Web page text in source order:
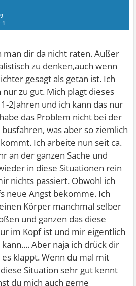
1
man dir da nicht raten. Außer
zu denken,auch wenn
gesagt als getan ist. Ich
zu gut. Mich plagt dieses
2Jahren und ich kann das nur
das Problem nicht bei der
was aber so ziemlich
Ich arbeite nun seit ca.
an der ganzen Sache und
in diese Situationen rein
nichts passiert. Obwohl ich
neue Angst bekomme. Ich
Körper manchmal selber
und ganzen das diese
im Kopf ist und mir eigentlich
Aber naja ich drück dir
klappt. Wenn du mal mit
Situation sehr gut kennt
du mich auch gerne